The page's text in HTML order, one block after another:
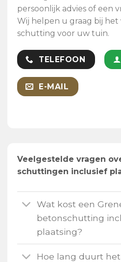
persoonlijk advies of een
Wij helpen u graag bij het
schutting voor uw tuin.
TELEFOON
E-MAIL
Veelgestelde vragen
schuttingen inclusief
Wat kost een
betonschutting
plaatsing?
Hoe lang duurt